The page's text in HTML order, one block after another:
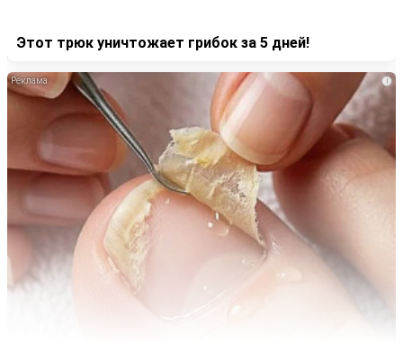
Этот трюк уничтожает грибок за 5 дней!
i